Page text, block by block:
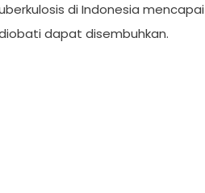
di Indonesia
dapat disembuhkan.